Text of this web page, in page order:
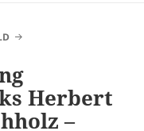
Herbert
–